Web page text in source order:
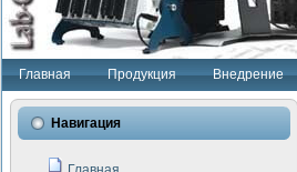
Главная Продукция Внедрение
Навигация